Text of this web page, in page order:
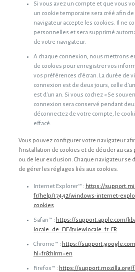
Si vous avez un compte et que vous
un cookie temporaire sera créé afin
navigateur accepte les cookies. Il ne
personnelles et sera supprimé
de votre navigateur.
A chaque connexion, nous mettrons
de cookies pour enregistrer vos
vos préférences d’écran. La durée de
connexion est de deux jours, celle
est d’un an. Si vous cochez « Se
connexion sera conservé pendant
déconnectez de votre compte, le
effacé.
Vous pouvez configurer votre navigateur
l’installation de cookies et de décider au cas
ou de leur exclusion. Chaque navigateur se
de gérer les réglages liés aux cookies.
Internet Explorer™ : https://
fr/help/17442/windows-internet-
cookies
Safari™ : https://support.apple.com/kb/
locale=de_DE&viewlocale=fr_FR
Chrome™ : https://
hl=fr&hlrm=en
Firefox™ : https://support.mozilla.org/